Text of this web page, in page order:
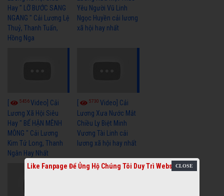
Hay " LỠ BƯỚC SANG
NGANG " Cải Lương Lệ
Thuỷ, Thanh Tuấn,
Hồng Nga
Yêu Người Vũ Linh
Ngọc Huyền cải lương
xã hội hay nhất
5456Video] Cải
Lương Xã Hội Siêu
Hay " BỂ HẬN MÊNH
MÔNG " Cải Lương
Kim Tử Long, Thanh
Ngân Hay Nhất
5730Video] Cải
Lương Xưa Nước Mắt
Chiều Ly Biệt Minh
Vương Tài Linh cải
lương xã hội hay nhất
Like Fanpage Để Ủng Hộ Chúng Tôi Duy Trì Website